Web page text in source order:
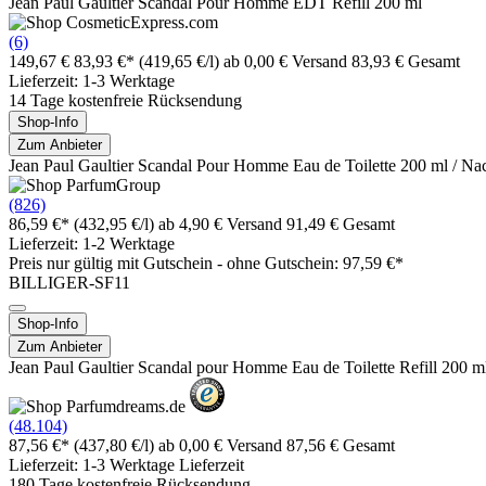
(6)
149,67 € 83,93 €* (419,65 €/l) ab 0,00 € Versand 83,93 € Gesamt
Lieferzeit: 1-3 Werktage
14 Tage kostenfreie Rücksendung
Shop-Info
Zum Anbieter
Jean Paul Gaultier Scandal Pour Homme Eau de Toilette 200 ml /
(826)
86,59 €* (432,95 €/l) ab 4,90 € Versand 91,49 € Gesamt
Lieferzeit: 1-2 Werktage
Preis nur gültig mit Gutschein - ohne Gutschein: 97,59 €*
BILLIGER-SF11
Shop-Info
Zum Anbieter
Jean Paul Gaultier Scandal pour Homme Eau de Toilette Refill 200
(48.104)
87,56 €* (437,80 €/l) ab 0,00 € Versand 87,56 € Gesamt
Lieferzeit: 1-3 Werktage Lieferzeit